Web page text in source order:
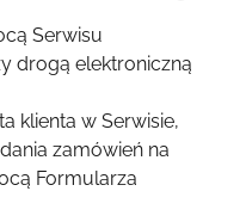
Serwisu
drogą elektroniczną
klienta w Serwisie,
zamówień na
Formularza